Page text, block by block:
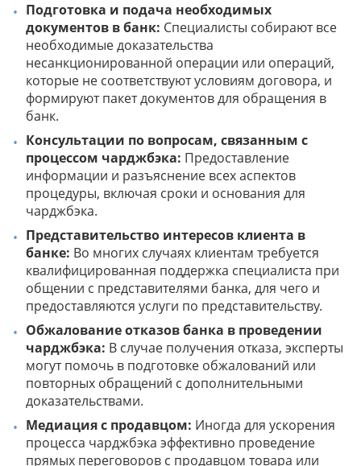
Подготовка и подача необходимых
документов в банк: Специалисты собирают все
необходимые доказательства
несанкционированной операции или операций,
которые не соответствуют условиям договора, и
формируют пакет документов для обращения в
банк.
Консультации по вопросам, связанным с
процессом чарджбэка: Предоставление
информации и разъяснение всех аспектов
процедуры, включая сроки и основания для
чарджбэка.
Представительство интересов клиента в
банке: Во многих случаях клиентам требуется
квалифицированная поддержка специалиста при
общении с представителями банка, для чего и
предоставляются услуги по представительству.
Обжалование отказов банка в проведении
чарджбэка: В случае получения отказа, эксперты
могут помочь в подготовке обжалований или
повторных обращений с дополнительными
доказательствами.
Медиация с продавцом: Иногда для ускорения
процесса чарджбэка эффективно проведение
прямых переговоров с продавцом товара или